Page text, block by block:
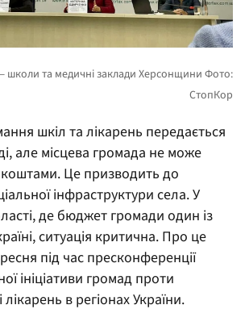
шкіл та лікарень передається
але місцева громада не може
коштами. Це призводить до
інфраструктури села. У
де бюджет громади один із
ситуація критична. Про це
під час пресконференції
ініціативи громад проти
лікарень в регіонах України.